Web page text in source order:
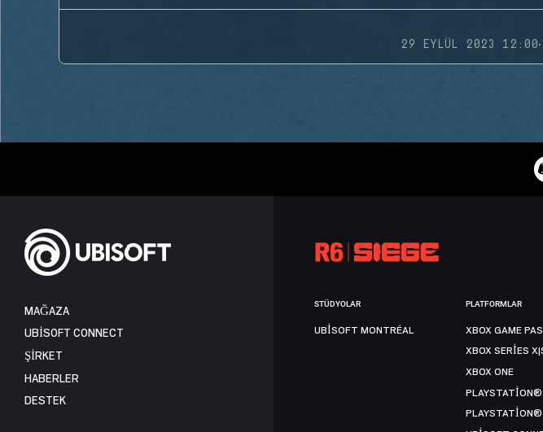
29 EYLÜL 2023 12:00·
MAĞAZA
UBISOFT CONNECT
ŞİRKET
HABERLER
DESTEK
STÜDYOLAR
UBISOFT MONTRÉAL
PLATFORMLAR
XBOX GAME
XBOX SERIES
XBOX ONE